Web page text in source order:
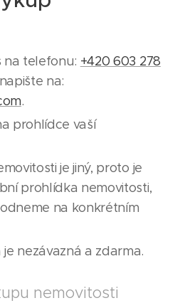
na telefonu: +420 603 278
na:
.
prohlídce vaší
je jiný, proto je
prohlídka nemovitosti,
na konkrétním
nezávazná a zdarma.
nemovitosti